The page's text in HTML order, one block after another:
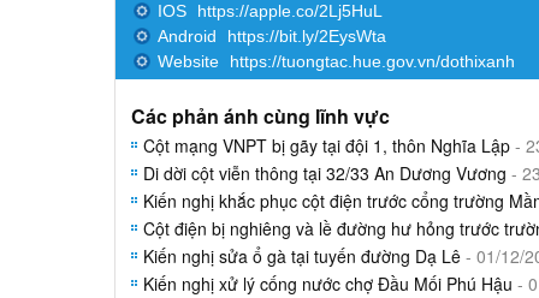
IOS
https://apple.co/2Lj5HuL
Android
https://bit.ly/2EysWta
Website
https://tuongtac.hue.gov.vn/dothixanh
Các phản ánh cùng lĩnh vực
Cột mạng VNPT bị gãy tại đội 1, thôn Nghĩa Lập -
Di dời cột viễn thông tại 32/33 An Dương Vương -
Kiến nghị khắc phục cột điện trước cổng trường
Cột điện bị nghiêng và lề đường hư hỏng trước
Kiến nghị sửa ổ gà tại tuyến đường Dạ Lê - 01/12/
Kiến nghị xử lý cống nước chợ Đầu Mối Phú Hậu -